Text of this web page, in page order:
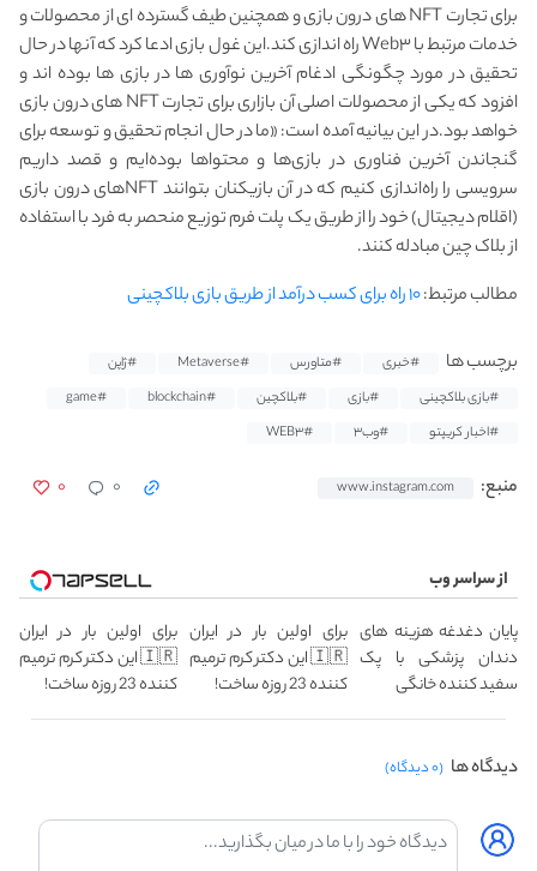
برای تجارت NFT های درون بازی و همچنین طیف گسترده ای از محصولات و
خدمات مرتبط با Web۳ راه اندازی کند.این غول بازی ادعا کرد که آنها در حال
تحقیق در مورد چگونگی ادغام آخرین نوآوری ها در بازی ها بوده اند و
افزود که یکی از محصولات اصلی آن بازاری برای تجارت NFT های درون بازی
خواهد بود.در این بیانیه آمده است: «ما در حال انجام تحقیق و توسعه برای
گنجاندن آخرین فناوری در بازی‌ها و محتواها بوده‌ایم و قصد داریم
سرویسی را راه‌اندازی کنیم که در آن بازیکنان بتوانند NFT‌های درون بازی
(اقلام دیجیتال) خود را از طریق یک پلت فرم توزیع منحصر به فرد با استفاده
از بلاک چین مبادله کنند.
مطالب مرتبط:۱۰ راه برای کسب درآمد از طریق بازی بلاکچینی
برچسب ها #خبری #متاورس #Metaverse
#ژاپن
#بازی بلاکچینی
#بازی #بلاکچین #blockchain
#game
#اخبار کریپتو
#وب۳ #WEB۳
منبع: www.instagram.com ۰ ۰
از سراسر وب
پایان دغدغه هزینه های
دندان پزشکی با پک
سفید کننده خانگی
برای اولین بار در ایران
🇮🇷 این دکتر کرم ترمیم
کننده 23 روزه ساخت!
برای اولین بار در ایران
🇮🇷 این دکتر کرم ترمیم
کننده 23 روزه ساخت!
دیدگاه ها (۰ دیدگاه)